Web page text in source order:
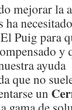
mejorar la
ha
Puig para
y
que no
un